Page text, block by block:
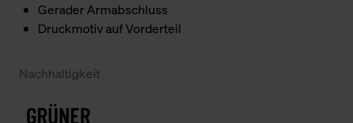
Gerader Armabschluss
Druckmotiv auf Vorderteil
Nachhaltigkeit